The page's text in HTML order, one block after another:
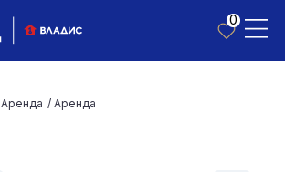
0
Аренда / Аренда